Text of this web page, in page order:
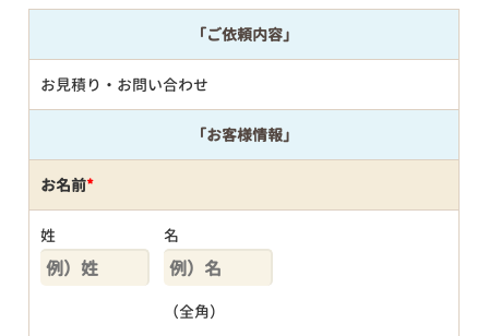
「ご依頼内容」
お見積り・お問い合わせ
「お客様情報」
お名前*
姓 名
（全角）